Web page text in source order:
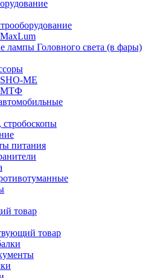
лампы Головного света (в фары)
ME
МТФ
питания
товар
товар